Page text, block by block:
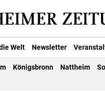
Welt Newsletter
Königsbronn Nattheim